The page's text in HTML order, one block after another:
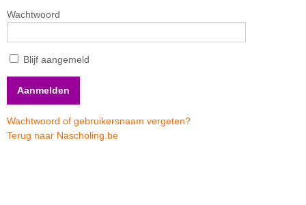
Wachtwoord
Blijf aangemeld
Wachtwoord of gebruikersnaam vergeten?
Terug naar Nascholing.be